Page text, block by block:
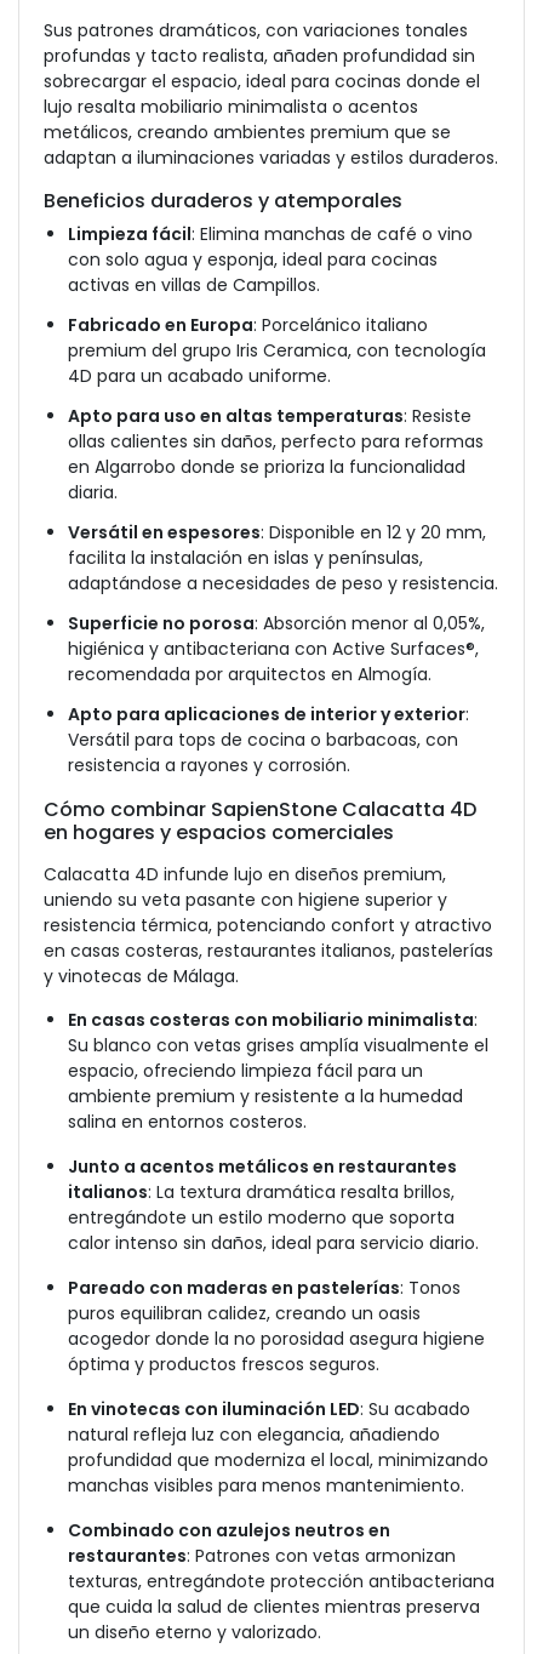
Sus patrones dramáticos, con variaciones tonales
profundas y tacto realista, añaden profundidad sin
sobrecargar el espacio, ideal para cocinas donde el
lujo resalta mobiliario minimalista o acentos
metálicos, creando ambientes premium que se
adaptan a iluminaciones variadas y estilos duraderos.
Beneficios duraderos y atemporales
Limpieza fácil: Elimina manchas de café o vino
con solo agua y esponja, ideal para cocinas
activas en villas de Campillos.
Fabricado en Europa: Porcelánico italiano
premium del grupo Iris Ceramica, con tecnología
4D para un acabado uniforme.
Apto para uso en altas temperaturas: Resiste
ollas calientes sin daños, perfecto para reformas
en Algarrobo donde se prioriza la funcionalidad
diaria.
Versátil en espesores: Disponible en 12 y 20 mm,
facilita la instalación en islas y penínsulas,
adaptándose a necesidades de peso y resistencia.
Superficie no porosa: Absorción menor al 0,05%,
higiénica y antibacteriana con Active Surfaces®,
recomendada por arquitectos en Almogía.
Apto para aplicaciones de interior y exterior:
Versátil para tops de cocina o barbacoas, con
resistencia a rayones y corrosión.
Cómo combinar SapienStone Calacatta 4D
en hogares y espacios comerciales
Calacatta 4D infunde lujo en diseños premium,
uniendo su veta pasante con higiene superior y
resistencia térmica, potenciando confort y atractivo
en casas costeras, restaurantes italianos, pastelerías
y vinotecas de Málaga.
En casas costeras con mobiliario minimalista:
Su blanco con vetas grises amplía visualmente el
espacio, ofreciendo limpieza fácil para un
ambiente premium y resistente a la humedad
salina en entornos costeros.
Junto a acentos metálicos en restaurantes
italianos: La textura dramática resalta brillos,
entregándote un estilo moderno que soporta
calor intenso sin daños, ideal para servicio diario.
Pareado con maderas en pastelerías: Tonos
puros equilibran calidez, creando un oasis
acogedor donde la no porosidad asegura higiene
óptima y productos frescos seguros.
En vinotecas con iluminación LED: Su acabado
natural refleja luz con elegancia, añadiendo
profundidad que moderniza el local, minimizando
manchas visibles para menos mantenimiento.
Combinado con azulejos neutros en
restaurantes: Patrones con vetas armonizan
texturas, entregándote protección antibacteriana
que cuida la salud de clientes mientras preserva
un diseño eterno y valorizado.